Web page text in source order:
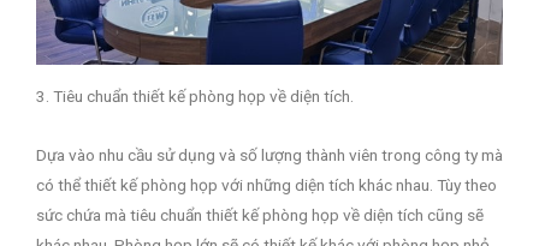
3. Tiêu chuẩn thiết kế phòng họp về diện tích.
Dựa vào nhu cầu sử dụng và số lượng thành viên trong công ty mà
có thể thiết kế phòng họp với những diện tích khác nhau. Tùy theo
sức chứa mà tiêu chuẩn thiết kế phòng họp về diện tích cũng sẽ